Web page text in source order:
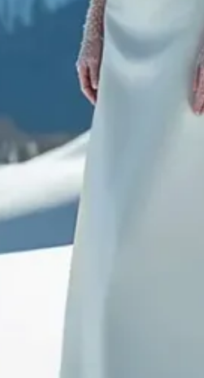
voces expertas no parecen
último pódcast. Si bien la IA puede